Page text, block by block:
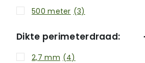
500 meter (3)
Dikte perimeterdraad:
2,7 mm (4)